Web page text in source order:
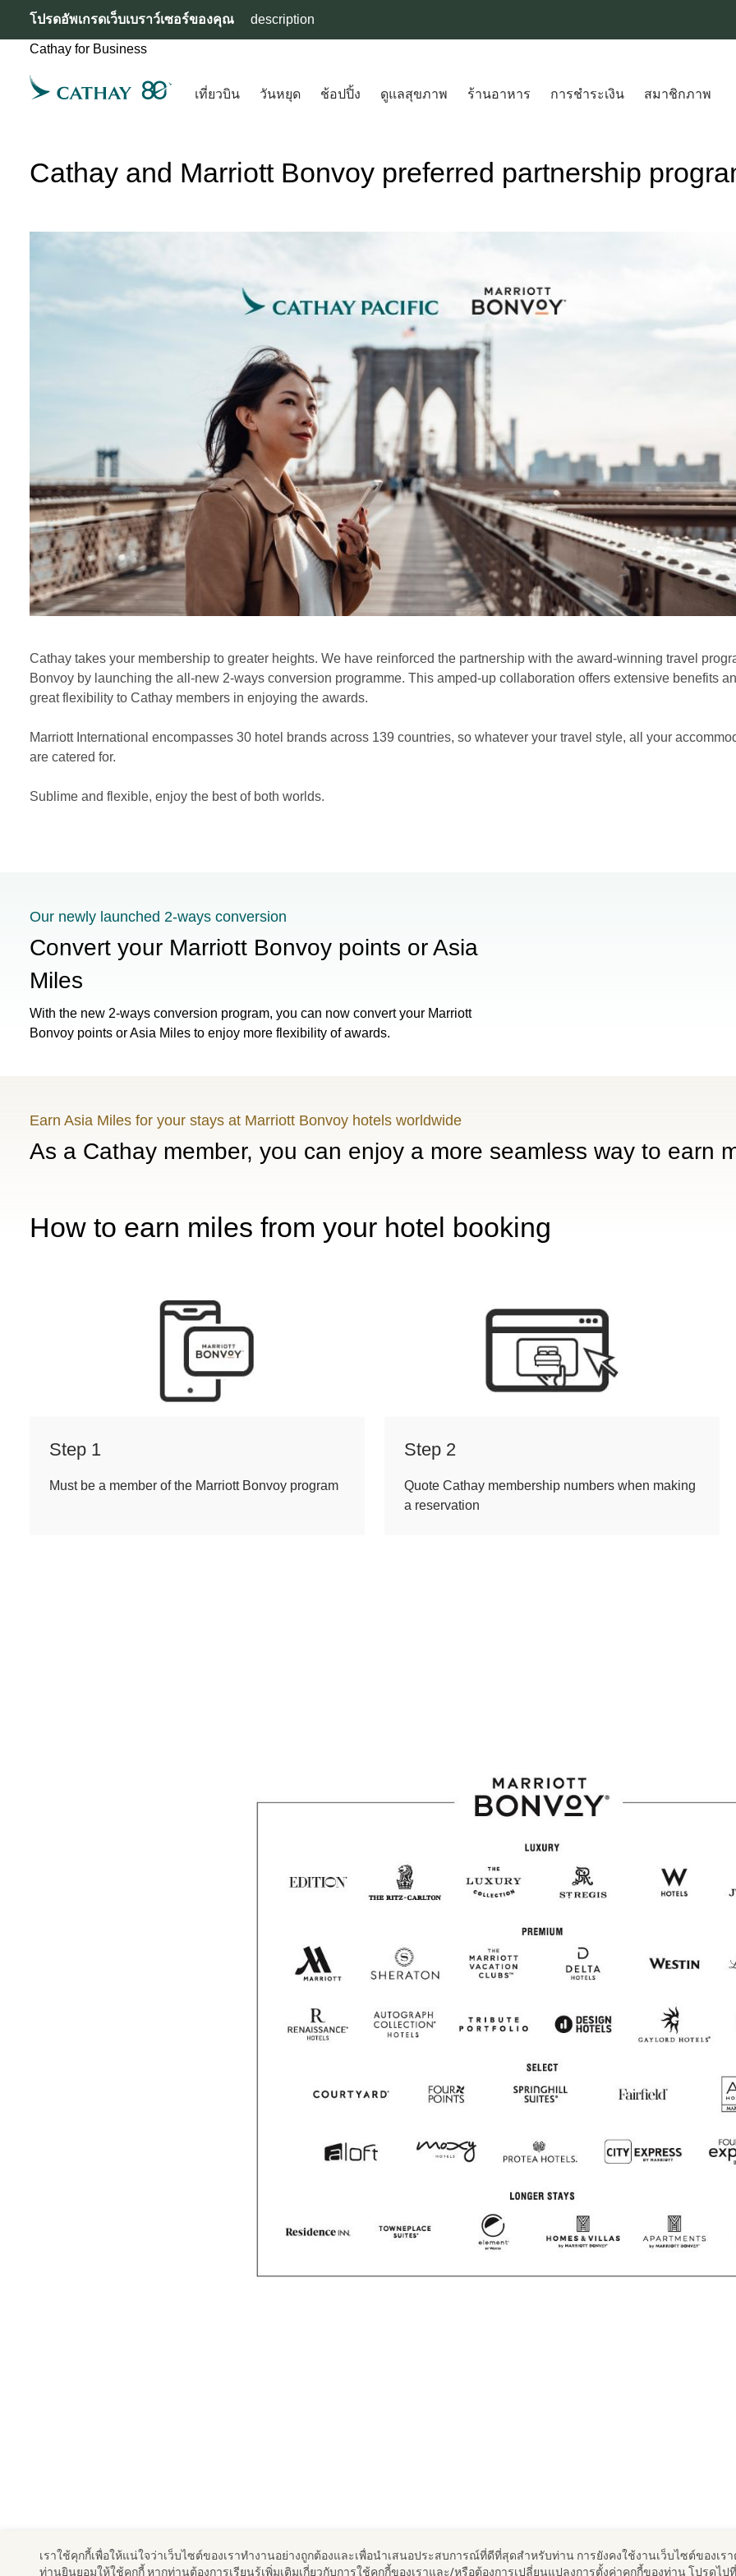
โปรดอัพเกรดเว็บเบราว์เซอร์ของคุณ description
Cathay for Business
เที่ยวบิน วันหยุด ช้อปปิ้ง ดูแลสุขภาพ ร้านอาหาร การชำระเงิน สมาชิกภาพ
Cathay and Marriott Bonvoy preferred partnership
Cathay takes your membership to greater heights. We have reinforced the partnership with the award-winning travel
Bonvoy by launching the all-new 2-ways conversion programme. This amped-up collaboration offers extensive benefits
great flexibility to Cathay members in enjoying the awards.
Marriott International encompasses 30 hotel brands across 139 countries, so whatever your travel style, all your
are catered for.
Sublime and flexible, enjoy the best of both worlds.
Our newly launched 2-ways conversion
Convert your Marriott Bonvoy points or Asia
Miles
With the new 2-ways conversion program, you can now convert your Marriott
Bonvoy points or Asia Miles to enjoy more flexibility of awards.
Earn Asia Miles for your stays at Marriott Bonvoy hotels worldwide
As a Cathay member, you can enjoy a more seamless way to earn
How to earn miles from your hotel booking
Step 1
Must be a member of the Marriott Bonvoy program
Step 2
Quote Cathay membership numbers when making
a reservation
เราใช้คุกกี้เพื่อให้แน่ใจว่าเว็บไซต์ของเราทํางานอย่างถูกต้องและเพื่อนําเสนอประสบการณ์ที่ดีที่สุดสําหรับท่าน การยังคงใช้งานเว็บไซต์ของเร
ท่านยินยอมให้ใช้คุกกี้ หากท่านต้องการเรียนรู้เพิ่มเติมเกี่ยวกับการใช้คุกกี้ของเราและ/หรือต้องการเปลี่ยนแปลงการตั้งค่าคุกกี้ของท่าน โปรดไป